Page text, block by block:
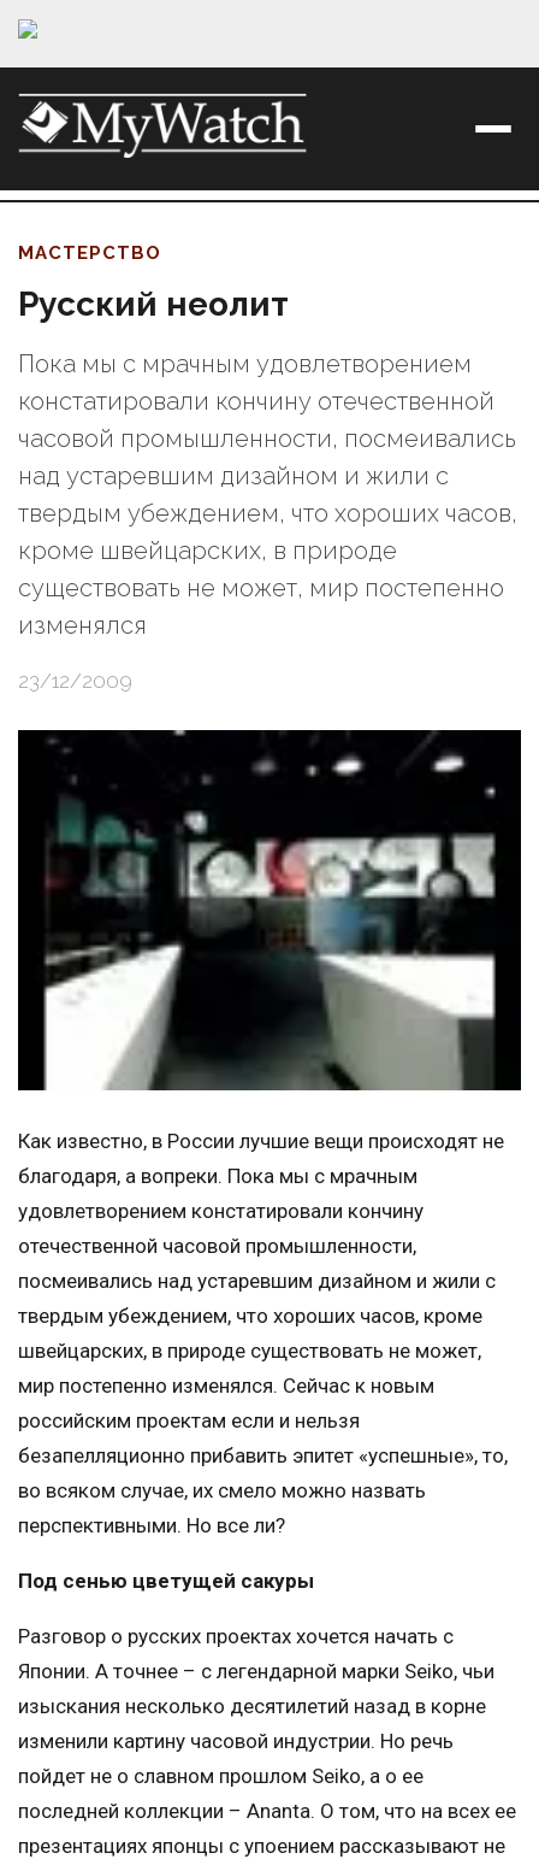
МАСТЕРСТВО
Русский неолит
Пока мы с мрачным удовлетворением
констатировали кончину отечественной
часовой промышленности, посмеивались
над устаревшим дизайном и жили с
твердым убеждением, что хороших часов,
кроме швейцарских, в природе
существовать не может, мир постепенно
изменялся
23/12/2009
Как известно, в России лучшие вещи происходят не
благодаря, а вопреки. Пока мы с мрачным
удовлетворением констатировали кончину
отечественной часовой промышленности,
посмеивались над устаревшим дизайном и жили с
твердым убеждением, что хороших часов, кроме
швейцарских, в природе существовать не может,
мир постепенно изменялся. Сейчас к новым
российским проектам если и нельзя
безапелляционно прибавить эпитет «успешные», то,
во всяком случае, их смело можно назвать
перспективными. Но все ли?
Под сенью цветущей сакуры
Разговор о русских проектах хочется начать с
Японии. А точнее – с легендарной марки Seiko, чьи
изыскания несколько десятилетий назад в корне
изменили картину часовой индустрии. Но речь
пойдет не о славном прошлом Seiko, а о ее
последней коллекции – Ananta. О том, что на всех ее
презентациях японцы с упоением рассказывают не